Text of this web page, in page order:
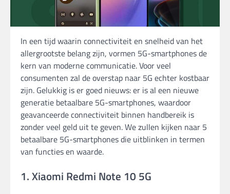
In een tijd waarin connectiviteit en snelheid van het
allergrootste belang zijn, vormen 5G-smartphones de
kern van moderne communicatie. Voor veel
consumenten zal de overstap naar 5G echter kostbaar
zijn. Gelukkig is er goed nieuws: er is al een nieuwe
generatie betaalbare 5G-smartphones, waardoor
geavanceerde connectiviteit binnen handbereik is
zonder veel geld uit te geven. We zullen kijken naar 5
betaalbare 5G-smartphones die uitblinken in termen
van functies en waarde.
1. Xiaomi Redmi Note 10 5G